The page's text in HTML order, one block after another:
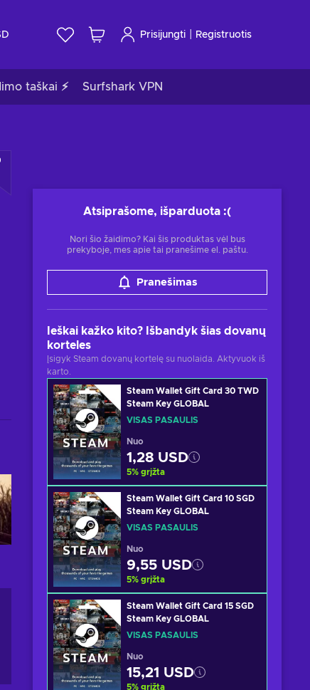
Prisijungti Registruotis
taškai ⚡ Surfshark VPN
Atsiprašome, išparduota :(
Nori šio žaidimo? Kai šis produktas vėl bus
prekyboje, mes apie tai pranešime el. paštu.
Pranešimas
Ieškai kažko kito? Išbandyk šias dovanų
korteles
Įsigyk Steam dovanų kortelę su nuolaida. Aktyvuok iš
karto.
Steam Wallet Gift Card 30 TWD
Steam Key GLOBAL
VISAS PASAULIS
Nuo
1,28 USD
5% grįžta
Steam Wallet Gift Card 10 SGD
Steam Key GLOBAL
VISAS PASAULIS
Nuo
9,55 USD
5% grįžta
Steam Wallet Gift Card 15 SGD
Steam Key GLOBAL
VISAS PASAULIS
Nuo
15,21 USD
5% grįžta